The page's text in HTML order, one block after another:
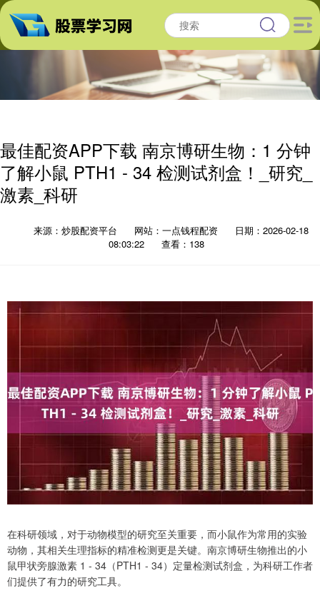
最佳配资APP下载 南京博研生物：1 分钟
了解小鼠 PTH1 - 34 检测试剂盒！_研究_
激素_科研
来源：炒股配资平台 网站：一点钱程配资
日期：2026-02-18
08:03:22
查看：138
在科研领域，对于动物模型的研究至关重要，而小鼠作为常用的实验
动物，其相关生理指标的精准检测更是关键。南京博研生物推出的小
鼠甲状旁腺激素 1 - 34（PTH1 - 34）定量检测试剂盒，为科研工作者
们提供了有力的研究工具。